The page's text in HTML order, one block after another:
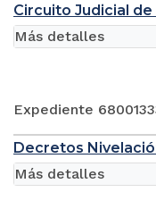
Circuito Judicial
Expediente
Más detalles
Decretos
Más detalles